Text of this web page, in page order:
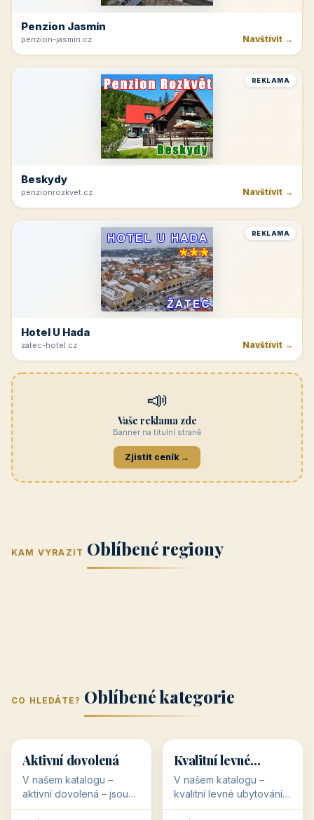
Penzion Jasmín
penzion-jasmin.cz Navštívit →
REKLAMA
Beskydy
penzionrozkvet.cz Navštívit →
REKLAMA
Hotel U Hada
zatec-hotel.cz Navštívit →
📣
Vaše reklama zde
Banner na titulní straně
Zjistit ceník →
KAM VYRAZIT Oblíbené regiony
(Jihomoravský
kraj)
kraj)
Zlínský kraj Žilinský
Karlovarský
Střední Čechy
(Středočeský
CO HLEDÁTE? Oblíbené kategorie
🥾 36 objektů
Aktivní dovolená
V našem katalogu –
aktivní dovolená – jsou
pro Vás připraveny
💰
💰
34 objektů
Kvalitní levné
ubytování
V našem katalogu –
kvalitní levné ubytování –
jsou pro Vás připraveny